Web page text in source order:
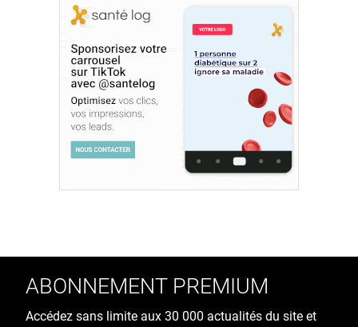
ABONNEMENT PREMIUM
Accédez sans limite aux 30 000 actualités du site et